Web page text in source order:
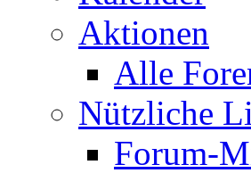
Aktionen
Alle
Nützliche
Forum-